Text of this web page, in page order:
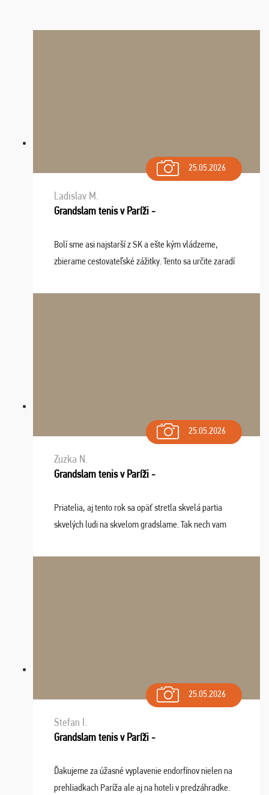
25.05.2026
Ladislav M.
Grandslam tenis v Paríži -
Bolí sme asi najstarší z SK a ešte kým vládzeme,
zbierame cestovateľské zážitky. Tento sa určite zaradí
osudu - pohodový šefík Meďo, dobrá parti ...
25.05.2026
Zuzka N.
Grandslam tenis v Paríži -
Priatelia, aj tento rok sa opäť stretla skvelá partia
skvelých ludi na skvelom gradslame. Tak nech vam
sa na budúci rok. Prajem vam este veľa ta ...
25.05.2026
Stefan I.
Grandslam tenis v Paríži -
Ďakujeme za úžasné vyplavenie endorfínov nielen na
prehliadkach Paríža ale aj na hoteli v predzáhradke.